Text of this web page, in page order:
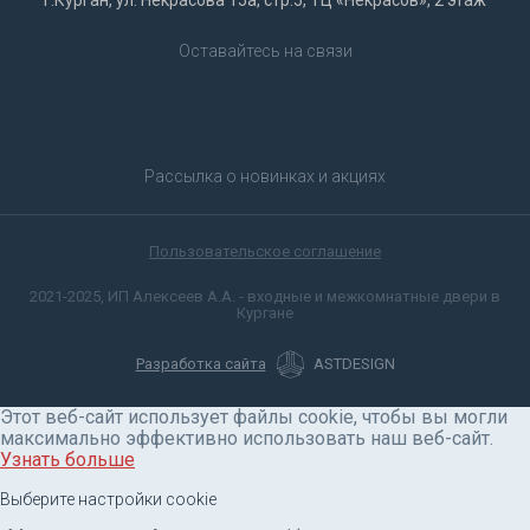
Оставайтесь на связи
Рассылка о новинках и акциях
Пользовательское соглашение
2021-2025, ИП Алексеев А.А. - входные и межкомнатные двери в
Кургане
Разработка сайта ASTDESIGN
Этот веб-сайт использует файлы cookie, чтобы вы могли
максимально эффективно использовать наш веб-сайт.
Узнать больше
Выберите настройки cookie